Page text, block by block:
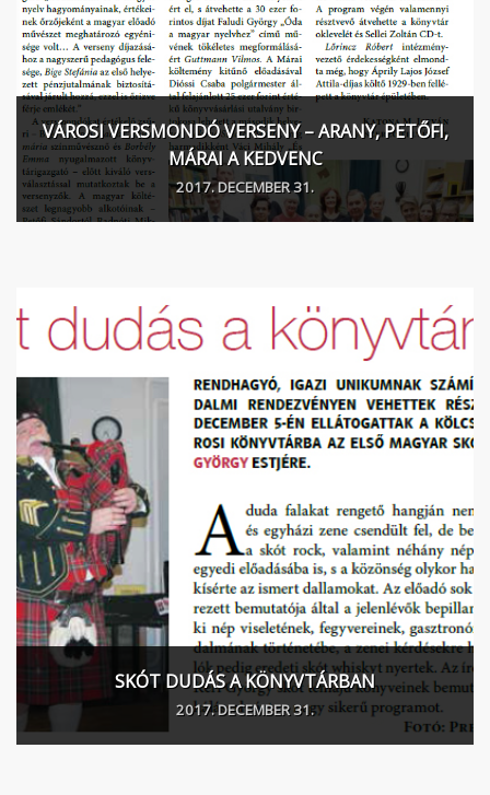
VÁROSI VERSMONDÓ VERSENY – ARANY, PETŐFI,
MÁRAI A KEDVENC
2017. DECEMBER 31.
SKÓT DUDÁS A KÖNYVTÁRBAN
2017. DECEMBER 31.